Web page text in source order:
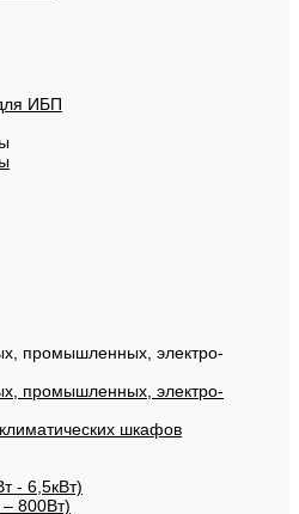
ИБП
промышленных, электро-
промышленных, электро-
шкафов
6,5кВт)
800Вт)